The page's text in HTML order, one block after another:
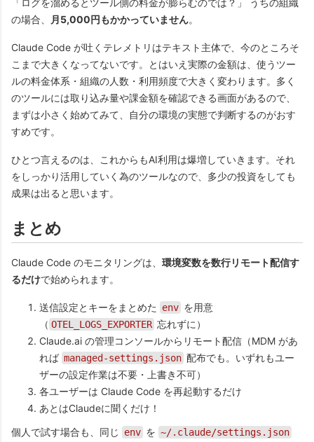
の場合、
月5,000円もかかっていません。
Claude Code が吐くテレメトリはテキスト主体で、今のところそ
こまで大きくなってないです。とはいえ実際の金額は、使うツー
ルの料金体系・組織の人数・利用頻度で大きく変わります。多く
のツールには取り込み量や課金額を確認できる画面があるので、
まずは小さく始めてみて、自分の環境の実態で判断するのがおす
すめです。
ひとつ言えるのは、これからもAI利用は爆増していきます。それ
をしっかり活用していく為のツールなので、多少の投資をしても
成果は出ると思います。
まとめ
Claude Code のモニタリングは、 環境変数を数行リモート配信す
るだけで始められます。
送信設定とキーをまとめた env を用意
（ OTEL_LOGS_EXPORTER 忘れずに）
Claude.ai の管理コンソールからリモート配信（MDM があ
れば managed-settings.json 配布でも。いずれもユー
ザーの設定作業は不要・上書き不可）
各ユーザーは Claude Code を再起動するだけ
あとはClaudeに聞くだけ！
個人で試す場合も、同じ
env を ~/.claude/settings.json